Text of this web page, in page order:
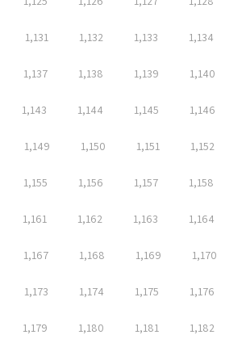
1,131 1,132 1,133 1,134
1,137 1,138 1,139 1,140
1,143 1,144 1,145 1,146
1,149 1,150 1,151 1,152
1,155 1,156 1,157 1,158
1,161 1,162 1,163 1,164
1,167 1,168 1,169 1,170
1,173 1,174 1,175 1,176
1,179 1,180 1,181 1,182